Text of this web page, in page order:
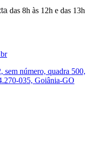
das 8h às 12h e das 13h
sem número, quadra 500,
035, Goiânia-GO